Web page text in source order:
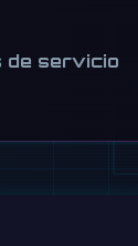
de servicio